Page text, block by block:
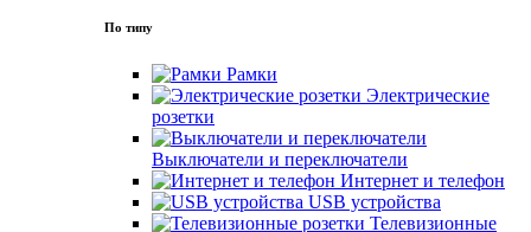
По типу
Рамки
Электрические
розетки
Выключатели и переключатели
Интернет и телефон
USB устройства
Телевизионные